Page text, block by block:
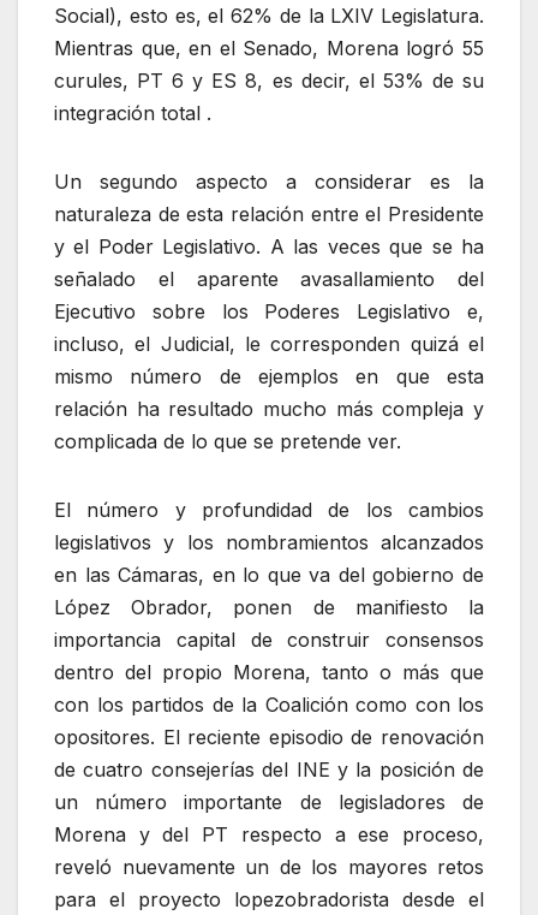
Social), esto es, el 62% de la LXIV Legislatura.
Mientras que, en el Senado, Morena logró 55
curules, PT 6 y ES 8, es decir, el 53% de su
integración total .
Un segundo aspecto a considerar es la
naturaleza de esta relación entre el Presidente
y el Poder Legislativo. A las veces que se ha
señalado el aparente avasallamiento del
Ejecutivo sobre los Poderes Legislativo e,
incluso, el Judicial, le corresponden quizá el
mismo número de ejemplos en que esta
relación ha resultado mucho más compleja y
complicada de lo que se pretende ver.
El número y profundidad de los cambios
legislativos y los nombramientos alcanzados
en las Cámaras, en lo que va del gobierno de
López Obrador, ponen de manifiesto la
importancia capital de construir consensos
dentro del propio Morena, tanto o más que
con los partidos de la Coalición como con los
opositores. El reciente episodio de renovación
de cuatro consejerías del INE y la posición de
un número importante de legisladores de
Morena y del PT respecto a ese proceso,
reveló nuevamente un de los mayores retos
para el proyecto lopezobradorista desde el